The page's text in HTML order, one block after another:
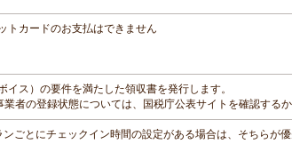
トカードのお支払はできません
イス）の要件を満たした領収書を発行します。
者の登録状態については、国税庁公表サイトを確認する
ごとにチェックイン時間の設定がある場合は、そちらが優